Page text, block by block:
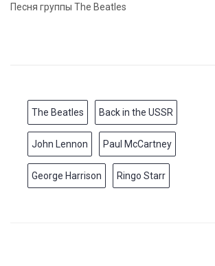
Песня группы The Beatles
The Beatles Back in the USSR
John Lennon Paul McCartney
George Harrison Ringo Starr